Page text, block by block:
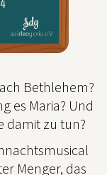
Bethlehem?
es Maria? Und
damit zu tun?
Menger, das